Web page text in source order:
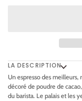
LA DESCRIPTION
Un espresso des meilleurs,
décoré de poudre de
du barista. Le palais et les